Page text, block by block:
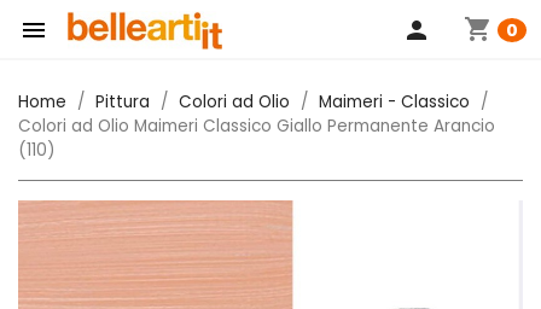
 shopping_cart 0
person
Home Pittura Colori ad Olio
Maimeri - Classico
Colori ad Olio Maimeri Classico Giallo Permanente Arancio
(110)